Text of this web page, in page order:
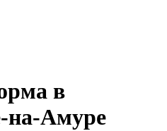
в
на-Амуре